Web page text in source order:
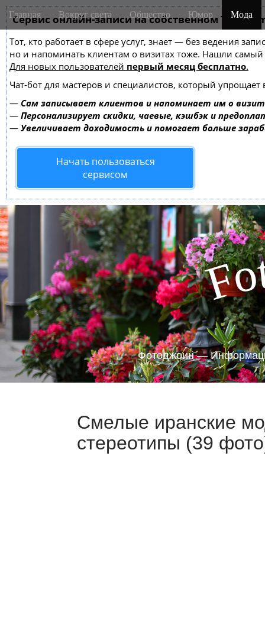
Сервис онлайн-записи на собственном
Тот, кто работает в сфере услуг, знает — без ведения
но и напоминать клиентам о визитах тоже. Нашли
Для новых пользователей первый месяц бесплатно.
Чат-бот для мастеров и специалистов, который упрощает
— Сам записывает клиентов и напоминает им о
— Персонализирует скидки, чаевые, кэшбэк и
— Увеличивает доходимость и помогает больше
Начать пользоваться
сервисом
M
a
n
m
e
n
u
i
Главная Вокруг света Общество Юмор Мода
Fo
Фотоджоин —
Смелые иранские
стереотипы (39